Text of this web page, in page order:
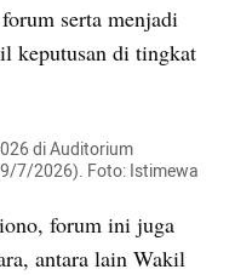
serta menjadi
keputusan di tingkat
di Auditorium
7/2026). Foto: Istimewa
forum ini juga
antara lain Wakil